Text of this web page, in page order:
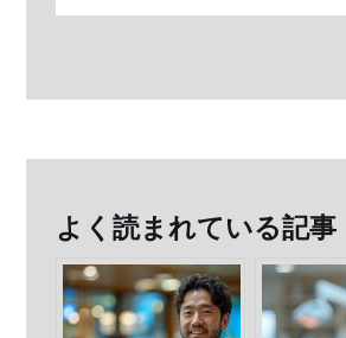
シ
ョ
ン
よく読まれている記事